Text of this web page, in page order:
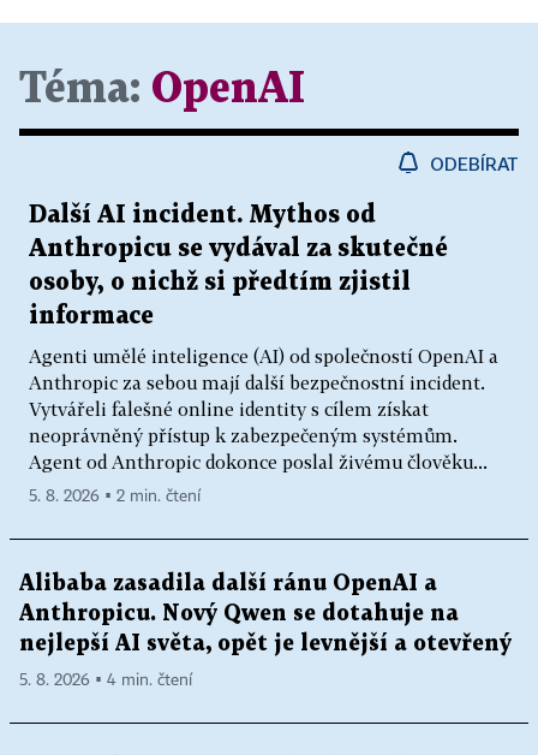
Téma: OpenAI
ODEBÍRAT
Další AI incident. Mythos od
Anthropicu se vydával za skutečné
osoby, o nichž si předtím zjistil
informace
Agenti umělé inteligence (AI) od společností OpenAI a
Anthropic za sebou mají další bezpečnostní incident.
Vytvářeli falešné online identity s cílem získat
neoprávněný přístup k zabezpečeným systémům.
Agent od Anthropic dokonce poslal živému člověku...
5. 8. 2026 ▪ 2 min. čtení
Alibaba zasadila další ránu OpenAI a
Anthropicu. Nový Qwen se dotahuje na
nejlepší AI světa, opět je levnější a otevřený
5. 8. 2026 ▪ 4 min. čtení